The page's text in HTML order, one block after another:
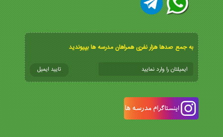
به جمع صدها هزار نفری همراهان مدرسه ها بپیوندید